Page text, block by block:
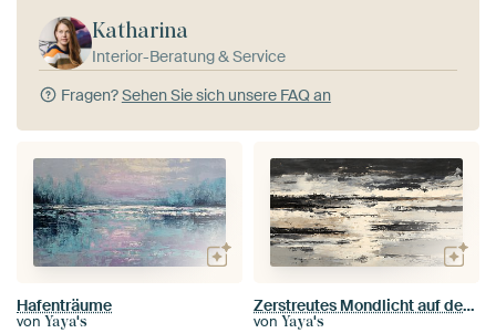
Katharina
Interior-Beratung & Service
Fragen?Sehen Sie sich unsere FAQ an
Hafenträume
von Yaya's
Zerstreutes Mondlicht auf dem Wasser
von Yaya's